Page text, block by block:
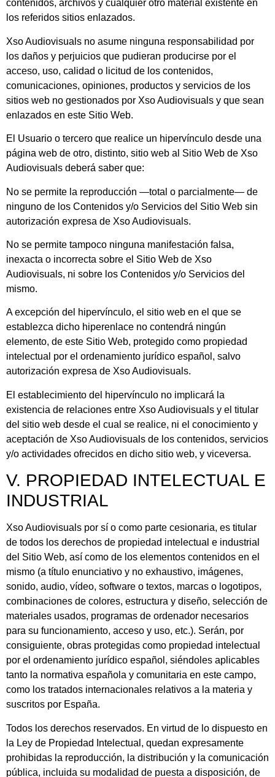
contenidos, archivos y cualquier otro material existente en
los referidos sitios enlazados.
Xso Audiovisuals no asume ninguna responsabilidad por
los daños y perjuicios que pudieran producirse por el
acceso, uso, calidad o licitud de los contenidos,
comunicaciones, opiniones, productos y servicios de los
sitios web no gestionados por Xso Audiovisuals y que sean
enlazados en este Sitio Web.
El Usuario o tercero que realice un hipervínculo desde una
página web de otro, distinto, sitio web al Sitio Web de Xso
Audiovisuals deberá saber que:
No se permite la reproducción —total o parcialmente— de
ninguno de los Contenidos y/o Servicios del Sitio Web sin
autorización expresa de Xso Audiovisuals.
No se permite tampoco ninguna manifestación falsa,
inexacta o incorrecta sobre el Sitio Web de Xso
Audiovisuals, ni sobre los Contenidos y/o Servicios del
mismo.
A excepción del hipervínculo, el sitio web en el que se
establezca dicho hiperenlace no contendrá ningún
elemento, de este Sitio Web, protegido como propiedad
intelectual por el ordenamiento jurídico español, salvo
autorización expresa de Xso Audiovisuals.
El establecimiento del hipervínculo no implicará la
existencia de relaciones entre Xso Audiovisuals y el titular
del sitio web desde el cual se realice, ni el conocimiento y
aceptación de Xso Audiovisuals de los contenidos, servicios
y/o actividades ofrecidos en dicho sitio web, y viceversa.
V. PROPIEDAD INTELECTUAL E
INDUSTRIAL
Xso Audiovisuals por sí o como parte cesionaria, es titular
de todos los derechos de propiedad intelectual e industrial
del Sitio Web, así como de los elementos contenidos en el
mismo (a título enunciativo y no exhaustivo, imágenes,
sonido, audio, vídeo, software o textos, marcas o logotipos,
combinaciones de colores, estructura y diseño, selección de
materiales usados, programas de ordenador necesarios
para su funcionamiento, acceso y uso, etc.). Serán, por
consiguiente, obras protegidas como propiedad intelectual
por el ordenamiento jurídico español, siéndoles aplicables
tanto la normativa española y comunitaria en este campo,
como los tratados internacionales relativos a la materia y
suscritos por España.
Todos los derechos reservados. En virtud de lo dispuesto en
la Ley de Propiedad Intelectual, quedan expresamente
prohibidas la reproducción, la distribución y la comunicación
pública, incluida su modalidad de puesta a disposición, de